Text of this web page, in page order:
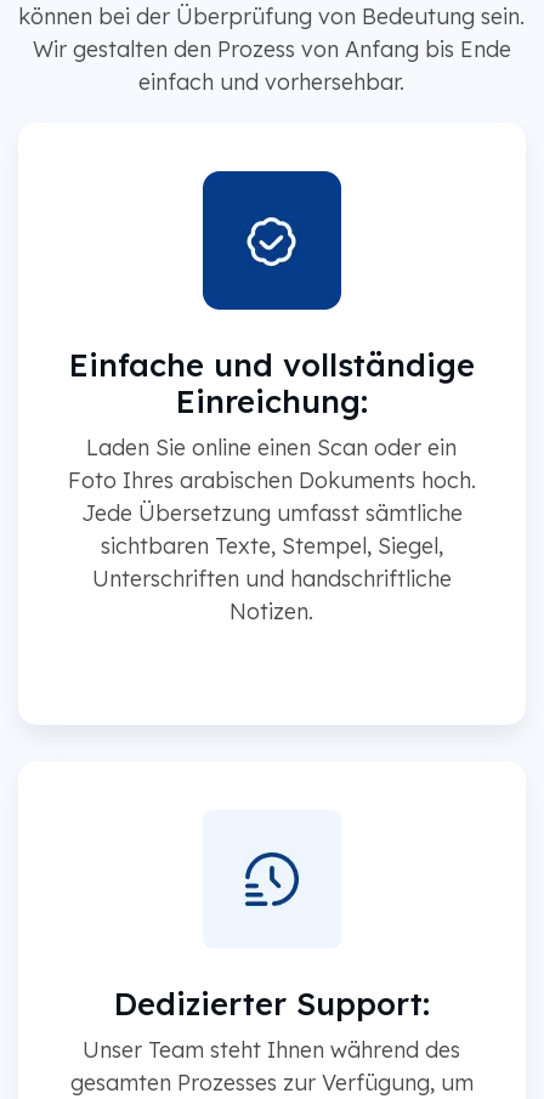
können bei der Überprüfung von Bedeutung sein.
Wir gestalten den Prozess von Anfang bis Ende
einfach und vorhersehbar.
Einfache und vollständige
Einreichung:
Laden Sie online einen Scan oder ein
Foto Ihres arabischen Dokuments hoch.
Jede Übersetzung umfasst sämtliche
sichtbaren Texte, Stempel, Siegel,
Unterschriften und handschriftliche
Notizen.
Dedizierter Support:
Unser Team steht Ihnen während des
gesamten Prozesses zur Verfügung, um